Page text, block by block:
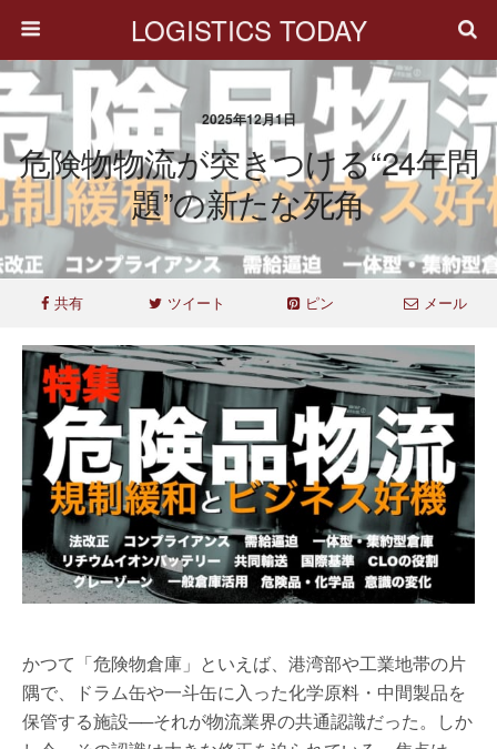
LOGISTICS TODAY
2025年12月1日
危険物物流が突きつける“24年問
題”の新たな死角
共有 ツイート ピン メール
かつて「危険物倉庫」といえば、港湾部や工業地帯の片
隅で、ドラム缶や一斗缶に入った化学原料・中間製品を
保管する施設──それが物流業界の共通認識だった。しか